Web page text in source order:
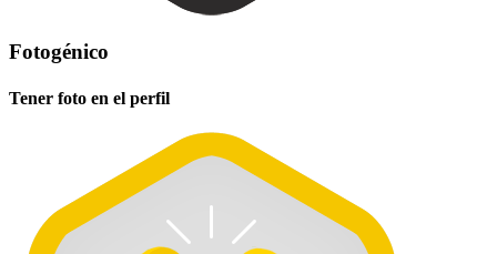
Fotogénico
Tener foto en el perfil